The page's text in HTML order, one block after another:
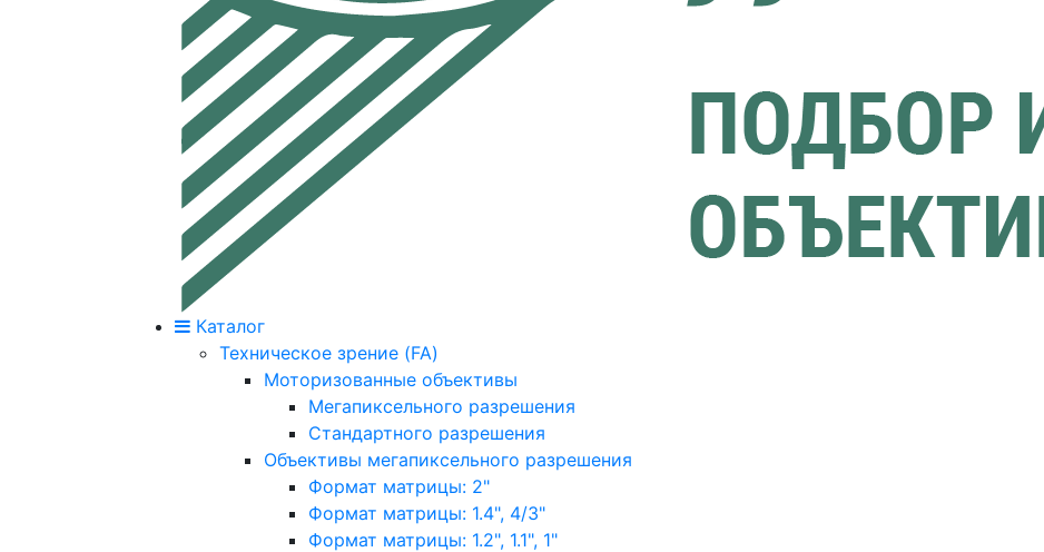
Каталог
Техническое зрение (FA)
Моторизованные объективы
Мегапиксельного разрешения
Стандартного разрешения
Объективы мегапиксельного разрешения
Формат матрицы: 2"
Формат матрицы: 1.4", 4/3"
Формат матрицы: 1.2", 1.1", 1"